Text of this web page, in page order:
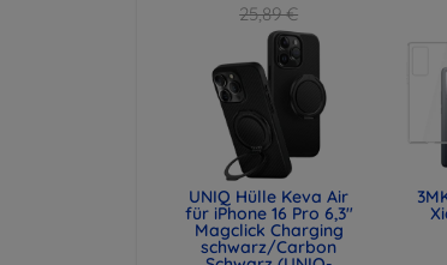
25,89 €
19,42 €
UNIQ Hülle Keva Air
für iPhone 16 Pro 6,3"
Magclick Charging
schwarz/Carbon